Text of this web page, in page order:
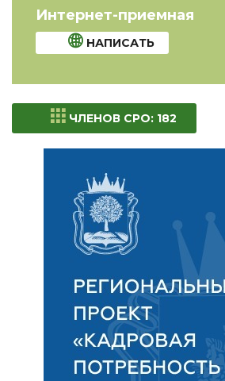
Интернет-приемная
НАПИСАТЬ
ЧЛЕНОВ СРО: 182